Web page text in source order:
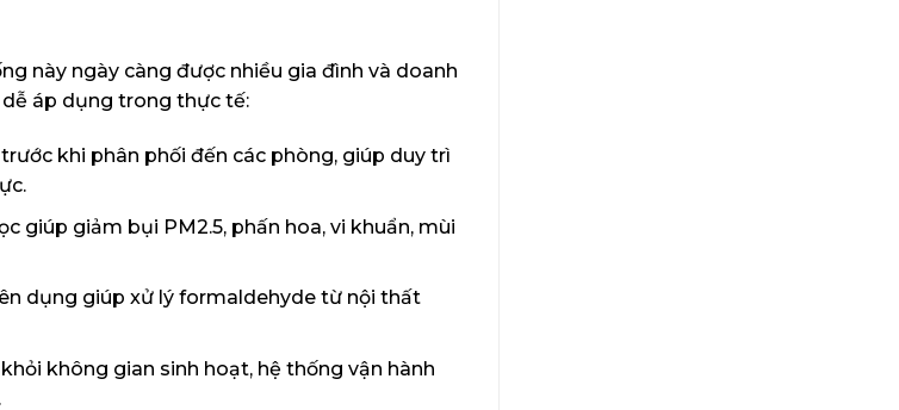
này ngày càng được nhiều gia đình và doanh
áp dụng trong thực tế:
khi phân phối đến các phòng, giúp duy trì
giúp giảm bụi PM2.5, phấn hoa, vi khuẩn, mùi
dụng giúp xử lý formaldehyde từ nội thất
không gian sinh hoạt, hệ thống vận hành